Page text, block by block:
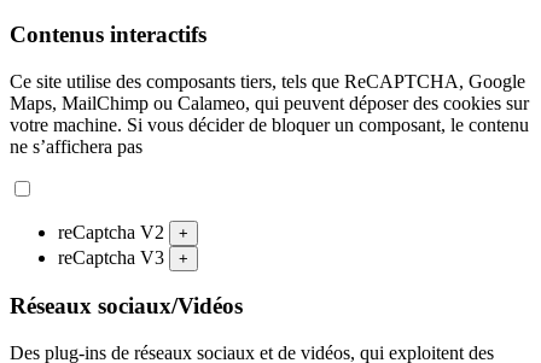
Contenus interactifs
Ce site utilise des composants tiers, tels que ReCAPTCHA, Google
Maps, MailChimp ou Calameo, qui peuvent déposer des cookies sur
votre machine. Si vous décider de bloquer un composant, le contenu
ne s’affichera pas
reCaptcha V2 +
reCaptcha V3 +
Réseaux sociaux/Vidéos
Des plug-ins de réseaux sociaux et de vidéos, qui exploitent des